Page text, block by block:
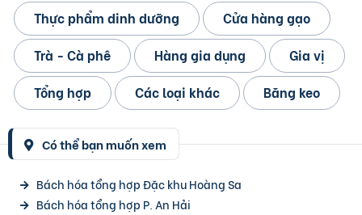
Thực phẩm dinh dưỡng
Cửa hàng gạo
Trà - Cà phê
Hàng gia dụng
Gia vị
Tổng hợp
Các loại khác Băng keo
Có thể bạn muốn xem
Bách hóa tổng hợp Đặc khu Hoàng Sa
Bách hóa tổng hợp P. An Hải